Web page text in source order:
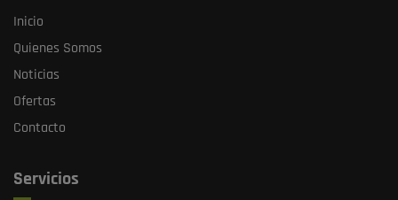
Inicio
Quienes Somos
Noticias
Ofertas
Contacto
Servicios